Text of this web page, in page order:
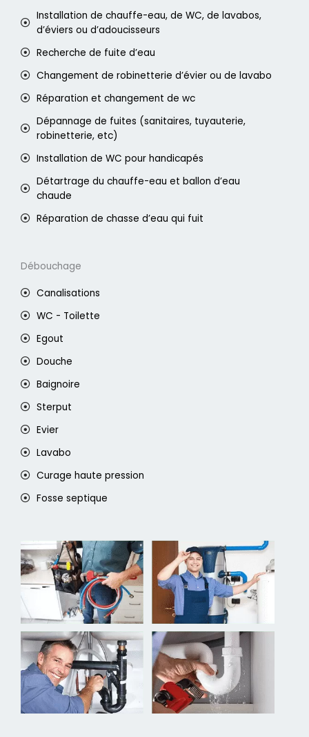
Installation de chauffe-eau, de WC, de lavabos,
d’éviers ou d’adoucisseurs
Recherche de fuite d’eau
Changement de robinetterie d’évier ou de lavabo
Réparation et changement de wc
Dépannage de fuites (sanitaires, tuyauterie,
robinetterie, etc)
Installation de WC pour handicapés
Détartrage du chauffe-eau et ballon d’eau
chaude
Réparation de chasse d’eau qui fuit
Débouchage
Canalisations
WC - Toilette
Egout
Douche
Baignoire
Sterput
Evier
Lavabo
Curage haute pression
Fosse septique